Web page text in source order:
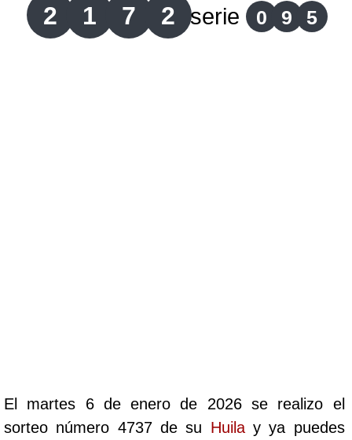
Lotería del Cauca
Cafeterito Noche
2 1 7 2 serie 0 9 5
El martes 6 de enero de 2026 se realizo el
sorteo número 4737 de su Huilay ya puedes